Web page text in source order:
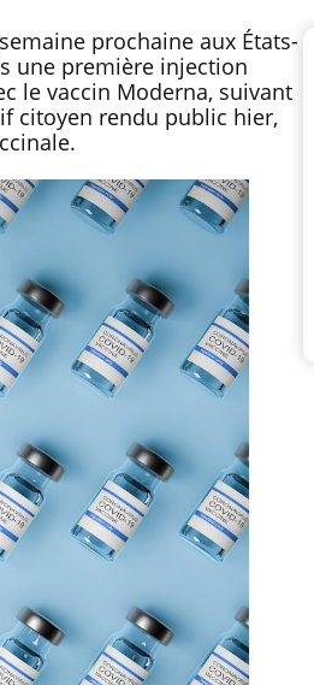
prochaine aux États-
une première injection
le vaccin Moderna, suivant
citoyen rendu public hier,
Comment gérer le
sommeil des enfants en
vacances ?
Bilan prévention : ce que
les kinés pourront
TDAH : quel est ce
traitement autorisé aux
États-Unis ?